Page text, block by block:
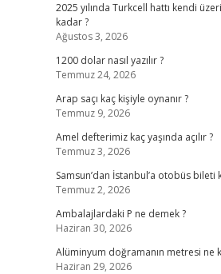
2025 yılında Turkcell hattı kendi
kadar ?
Ağustos 3, 2026
1200 dolar nasıl yazılır ?
Temmuz 24, 2026
Arap saçı kaç kişiyle oynanır ?
Temmuz 9, 2026
Amel defterimiz kaç yaşında açılır ?
Temmuz 3, 2026
Samsun’dan İstanbul’a otobüs bileti
Temmuz 2, 2026
Ambalajlardaki P ne demek ?
Haziran 30, 2026
Alüminyum doğramanın metresi ne
Haziran 29, 2026